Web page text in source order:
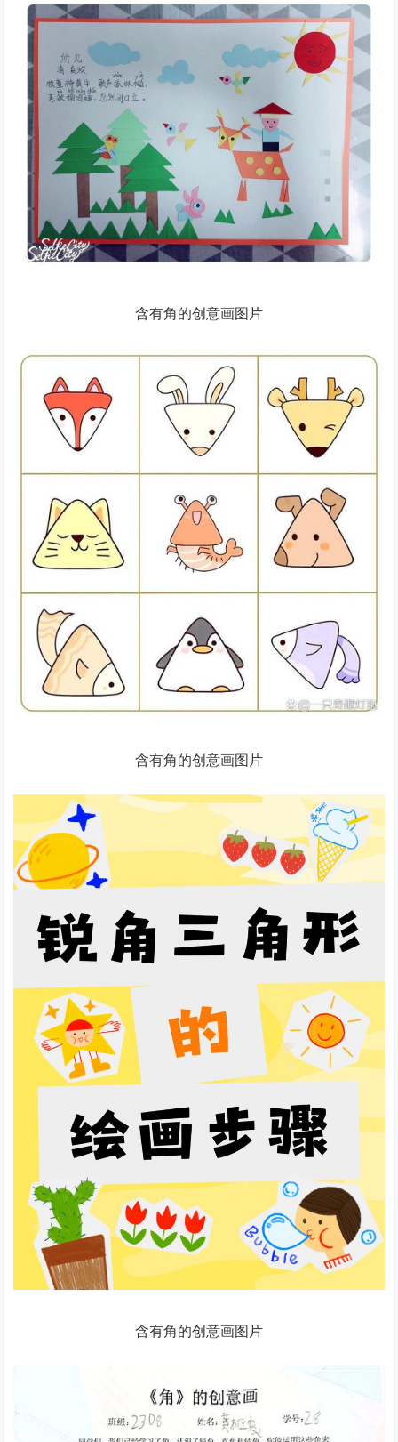
含有角的创意画图片
含有角的创意画图片
含有角的创意画图片